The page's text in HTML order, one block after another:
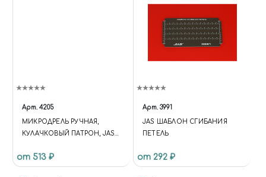
Арт. 4205
МИКРОДРЕЛЬ РУЧНАЯ,
КУЛАЧКОВЫЙ ПАТРОН, JAS
от 513 ₽
Арт. 3991
JAS ШАБЛОН СГИБАНИЯ
ПЕТЕЛЬ
от 292 ₽